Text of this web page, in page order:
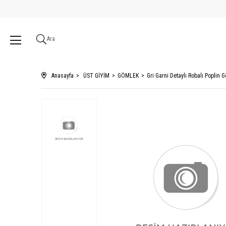
Ara
Anasayfa ÜST GİYİM GÖMLEK Gri Garni Detaylı Robalı Poplin